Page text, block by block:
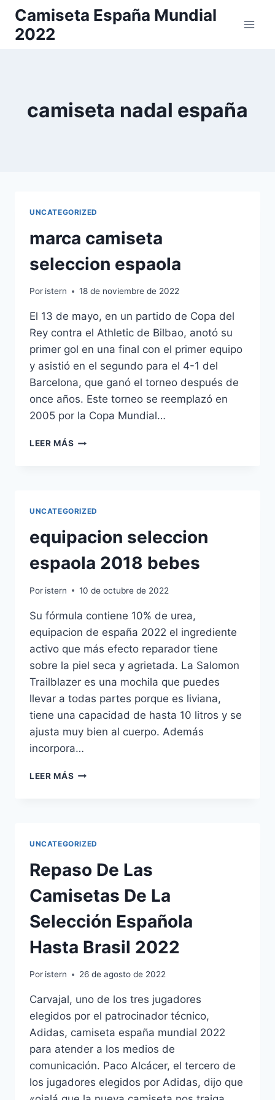
Saltar
contenido
Camiseta España Mundial
2022
camiseta nadal españa
UNCATEGORIZED
marca camiseta
seleccion espaola
Por istern 18 de noviembre de 2022
El 13 de mayo, en un partido de Copa del
Rey contra el Athletic de Bilbao, anotó su
primer gol en una final con el primer equipo
y asistió en el segundo para el 4-1 del
Barcelona, que ganó el torneo después de
once años. Este torneo se reemplazó en
2005 por la Copa Mundial…
LEER MÁS MARCA
UNCATEGORIZED
equipacion seleccion
espaola 2018 bebes
Por istern 10 de octubre de 2022
Su fórmula contiene 10% de urea,
equipacion de españa 2022 el ingrediente
activo que más efecto reparador tiene
sobre la piel seca y agrietada. La Salomon
Trailblazer es una mochila que puedes
llevar a todas partes porque es liviana,
tiene una capacidad de hasta 10 litros y se
ajusta muy bien al cuerpo. Además
incorpora…
LEER MÁS EQUIPACION
UNCATEGORIZED
Repaso De Las
Camisetas De La
Selección Española
Hasta Brasil 2022
Por istern 26 de agosto de 2022
Carvajal, uno de los tres jugadores
elegidos por el patrocinador técnico,
Adidas, camiseta españa mundial 2022
para atender a los medios de
comunicación. Paco Alcácer, el tercero de
los jugadores elegidos por Adidas, dijo que